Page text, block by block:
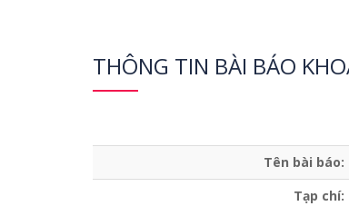
THÔNG TIN BÀI BÁO
Tên bài báo:
Tạp chí: